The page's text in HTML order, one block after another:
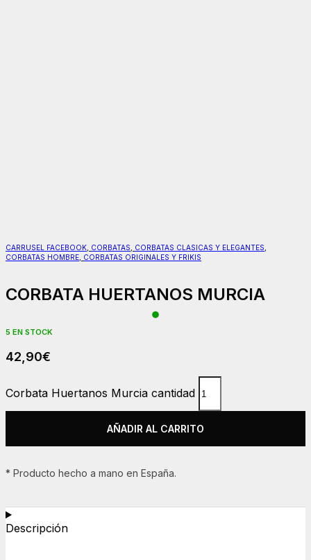
CARRUSEL FACEBOOK CORBATAS CORBATAS CLASICAS Y ELEGANTES
CORBATAS HOMBRE CORBATAS ORIGINALES Y FRIKIS
CORBATA HUERTANOS MURCIA
5 EN STOCK
42,90€
Corbata Huertanos Murcia cantidad
AÑADIR AL CARRITO
* Producto hecho a mano en España.
Descripción